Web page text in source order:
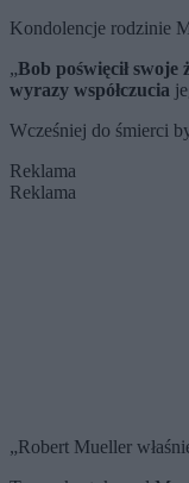
Kondolencje rodzinie
„Bob poświęcił swoje
wyrazy współczucia
Wcześniej do śmierci
Reklama
Reklama
„Robert Mueller